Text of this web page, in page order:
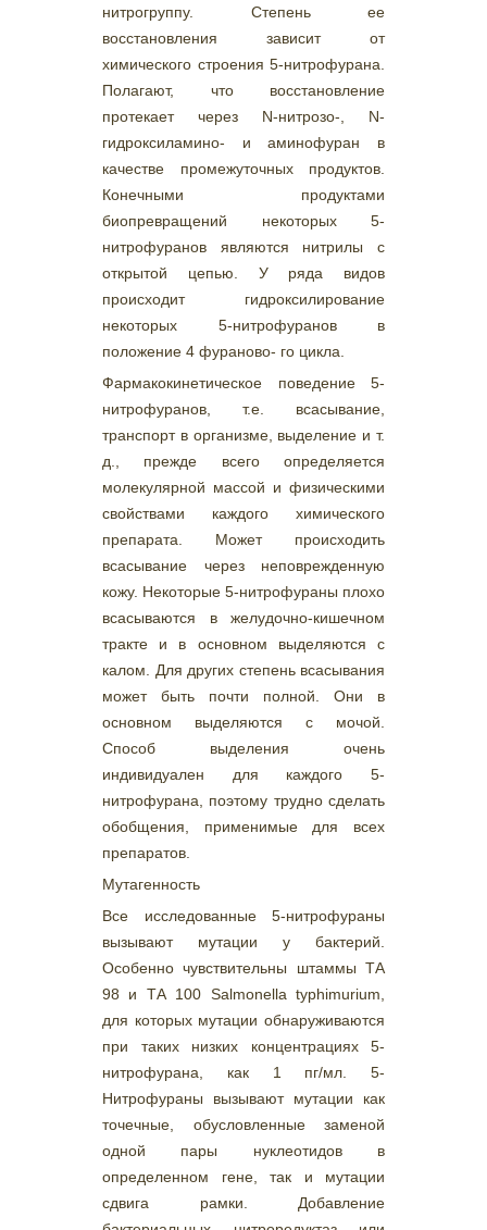
нитрогруппу. Степень ее
восстановления зависит от
химического строения 5-нитрофурана.
Полагают, что восстановление
протекает через N-нитрозо-, N-
гидроксиламино- и аминофуран в
качестве промежуточных продуктов.
Конечными продуктами
биопревращений некоторых 5-
нитрофуранов являются нитрилы с
открытой цепью. У ряда видов
происходит гидроксилирование
некоторых 5-нитрофуранов в
положение 4 фураново- го цикла.
Фармакокинетическое поведение 5-
нитрофуранов, т.е. всасывание,
транспорт в организме, выделение и т.
д., прежде всего определяется
молекулярной массой и физическими
свойствами каждого химического
препарата. Может происходить
всасывание через неповрежденную
кожу. Некоторые 5-нитрофураны плохо
всасываются в желудочно-кишечном
тракте и в основном выделяются с
калом. Для других степень всасывания
может быть почти полной. Они в
основном выделяются с мочой.
Способ выделения очень
индивидуален для каждого 5-
нитрофурана, поэтому трудно сделать
обобщения, применимые для всех
препаратов.
Мутагенность
Все исследованные 5-нитрофураны
вызывают мутации у бактерий.
Особенно чувствительны штаммы ТА
98 и ТА 100 Salmonella typhimurium,
для которых мутации обнаруживаются
при таких низких концентрациях 5-
нитрофурана, как 1 пг/мл. 5-
Нитрофураны вызывают мутации как
точечные, обусловленные заменой
одной пары нуклеотидов в
определенном гене, так и мутации
сдвига рамки. Добавление